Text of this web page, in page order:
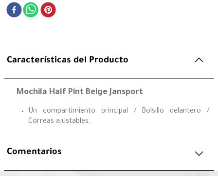
Características del Producto
Mochila Half Pint Beige Jansport
Un compartimiento principal / Bolsillo delantero /
Correas ajustables.
Comentarios